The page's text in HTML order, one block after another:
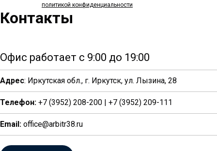
политикой конфиденциальности
Контакты
Офис работает с 9:00 до 19:00
Адрес: Иркутская обл., г. Иркутск, ул. Лызина, 28
Телефон: +7 (3952) 208-200 | +7 (3952) 209-111
Email: office@arbitr38.ru